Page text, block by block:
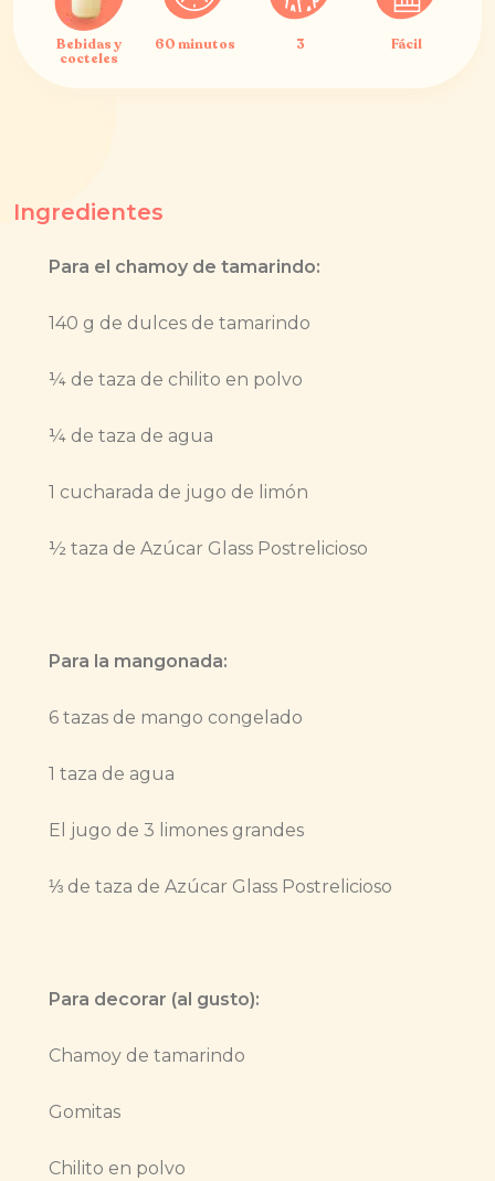
Bebidas y
cocteles
60 minutos 3 Fácil
Ingredientes
Para el chamoy de tamarindo:
140 g de dulces de tamarindo
¼ de taza de chilito en polvo
¼ de taza de agua
1 cucharada de jugo de limón
½ taza de Azúcar Glass Postrelicioso
Para la mangonada:
6 tazas de mango congelado
1 taza de agua
El jugo de 3 limones grandes
⅓ de taza de Azúcar Glass Postrelicioso
Para decorar (al gusto):
Chamoy de tamarindo
Gomitas
Chilito en polvo